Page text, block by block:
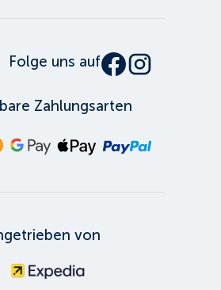
Folge uns auf
Zahlungsarten
von